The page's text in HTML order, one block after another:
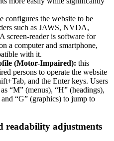
configures the website to be
such as JAWS, NVDA,
screen-reader is software for
a computer and smartphone,
with it.
(Motor-Impaired): this
persons to operate the website
and the Enter keys. Users
“M” (menus), “H” (headings),
“G” (graphics) to jump to
readability adjustments